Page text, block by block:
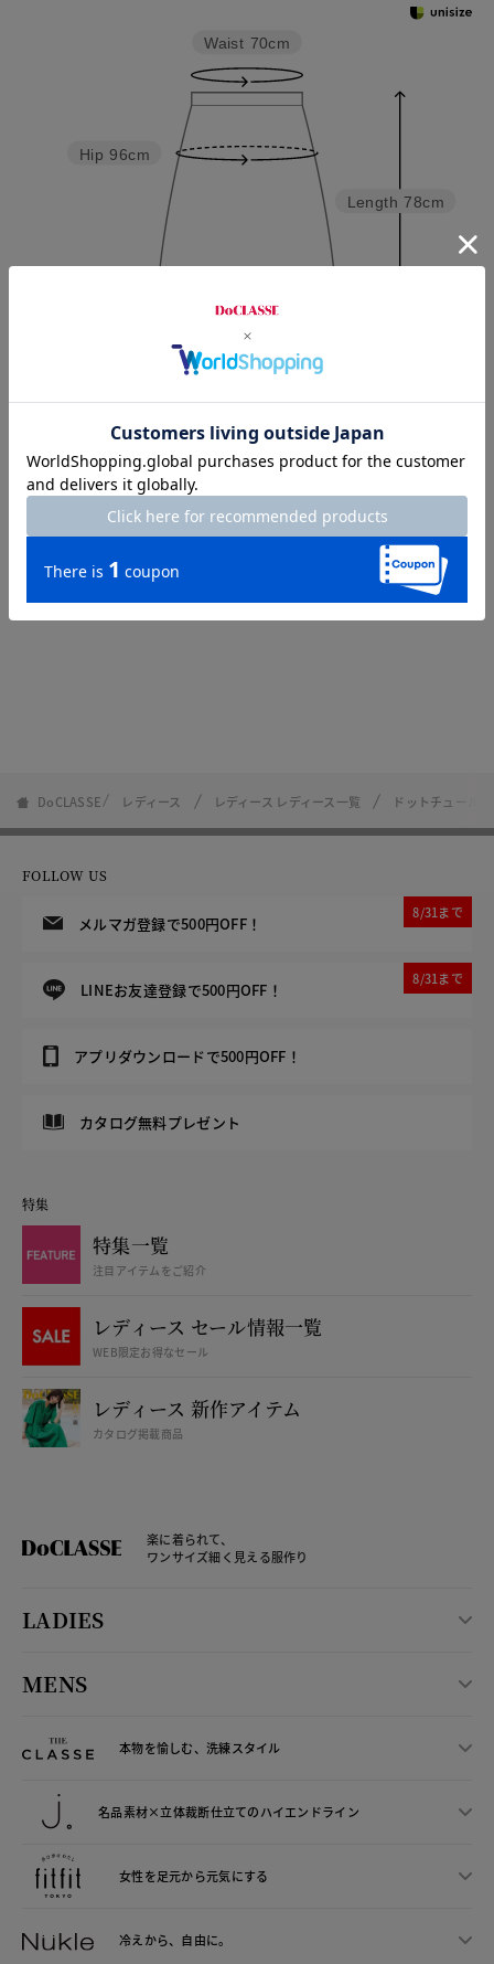
Length 78cm
Hip 96cm
Waist 70cm
S M L
DoCLASSE レディース レディース レディース一覧 ドットチュール
FOLLOW US
メルマガ登録で500円OFF！
8/31まで
LINEお友達登録で500円OFF！
8/31まで
アプリダウンロードで500円OFF！
カタログ無料プレゼント
特集
特集一覧
注目アイテムをご紹介
レディース セール情報一覧
WEB限定お得なセール
レディース 新作アイテム
カタログ掲載商品
楽に着られて、
ワンサイズ細く見える服作り
LADIES
MENS
本物を愉しむ、洗練スタイル
名品素材×立体裁断仕立てのハイエンドライン
女性を足元から元気にする
冷えから、 自由に。